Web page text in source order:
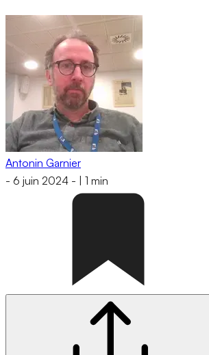
Antonin Garnier
- 6 juin 2024 - 1 min